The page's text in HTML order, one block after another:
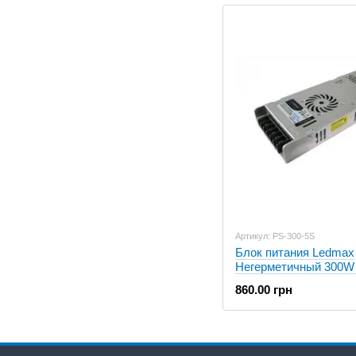
Артикул: PS-300-5S
Блок питания Ledmax
Негерметичный
860.00 грн